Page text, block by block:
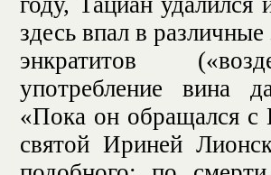
здесь впал в
энкратитов
употребление вина
«Пока он обращался
святой Ириней